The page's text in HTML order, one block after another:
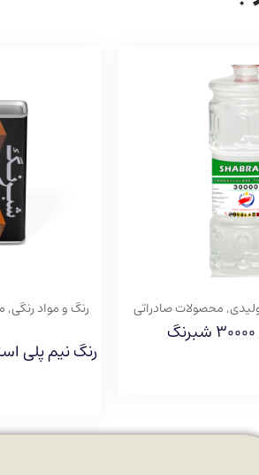
, محصولات صادراتی رنگ و مواد رنگی,
رنگ نیم پلی